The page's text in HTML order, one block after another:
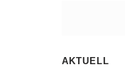
AKTUELL